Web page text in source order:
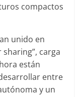
compactos
unido en
carga
están
entre
y un